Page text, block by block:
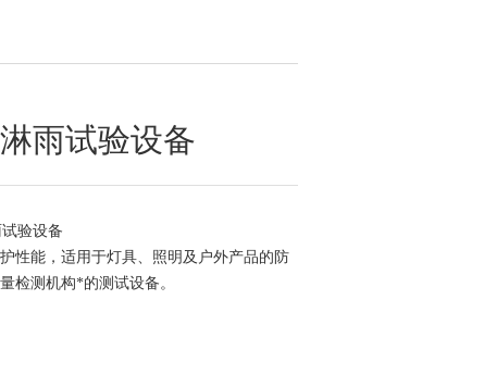
雨试验设备
验设备
性能，适用于灯具、照明及户外产品的防
检测机构*的测试设备。